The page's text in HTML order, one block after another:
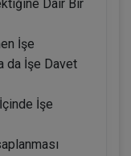
Dair Bir
İşe
da İşe Davet
İşe